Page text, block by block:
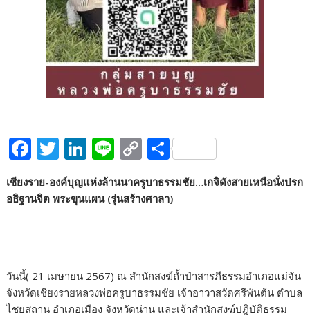
F
e
k
T
w
itt
er
Li
n
k
Li
e
C
p
k
S
ar
เชียงราย-องค์บุญแห่งล้านนาครูบาธรรมชัย…เกจิดังสายเหนือนั่งปรก
อธิฐานจิต พระขุนแผน (รุ่นสร้างศาลา)
วันนี้( 21 เมษายน 2567) ณ สำนักสงฆ์ถ้ำป่าสารภีธรรมอำเภอแม่จัน
จังหวัดเชียงรายหลวงพ่อครูบาธรรมชัย เจ้าอาวาสวัดศรีพันต้น ตำบล
ไชยสถาน อำเภอเมือง จังหวัดน่าน และเจ้าสำนักสงฆ์ปฎิบัติธรรม